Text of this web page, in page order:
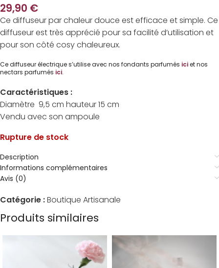
29,90 €
Ce diffuseur par chaleur douce est efficace et simple. Ce
diffuseur est très apprécié pour sa facilité d’utilisation et
pour son côté cosy chaleureux.
Ce diffuseur électrique s’utilise avec nos fondants parfumés iciet nos
nectars parfumés ici.
Caractéristiques :
Diamètre 9,5 cm hauteur 15 cm
Vendu avec son ampoule
Rupture de stock
Description
Informations complémentaires
Avis (0)
Catégorie :Boutique Artisanale
Produits similaires